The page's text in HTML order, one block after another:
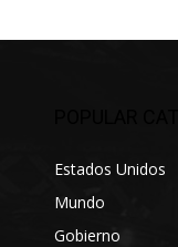
Estados Unidos
Mundo
Gobierno